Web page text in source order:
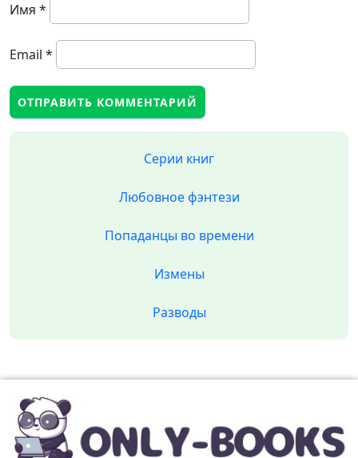
Имя *
Email *
Серии книг
Любовное фэнтези
Попаданцы во времени
Измены
Разводы